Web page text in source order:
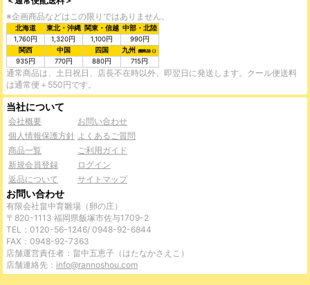
※企画商品などはこの限りではありません。
北海道 東北・沖縄 関東・信越 中部・北陸
1,760円
1,320円 1,100円
990円
関西
中国 四国 九州 (離島除く)
935円 770円 880円 715円
通常商品は、土日祝日、店長不在時以外、即翌日に発送します。クール便送料
は通常便＋550円です。
当社について
会社概要
お問い合わせ
個人情報保護方針 よくあるご質問
商品一覧
ご利用ガイド
新規会員登録
ログイン
返品について
サイトマップ
お問い合わせ
有限会社畠中育雛場（卵の庄）
〒820-1113 福岡県飯塚市佐与1709-2
TEL：0120-56-1246/ 0948-92-6844
FAX：0948-92-7363
店舗運営責任者：畠中五恵子（はたなかさえこ）
店舗連絡先： info@rannoshou.com